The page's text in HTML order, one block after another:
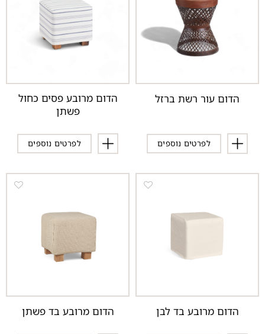
הדום עור רשת ברזל
לפרטים נוספים
הדום מרובע פסים כחול
פשתן
לפרטים נוספים
הדום מרובע בד לבן הדום מרובע בד פשתן